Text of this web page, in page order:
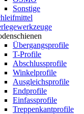
Sonstige
Übergangsprofile
T-Profile
Abschlussprofile
Winkelprofile
Ausgleichsprofile
Endprofile
Einfassprofile
Treppenkantprofile